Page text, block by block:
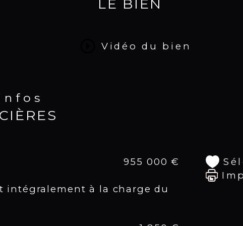
-
-
-
-
LE BIEN
Vidéo du bien
infos
955 000 €
intégralement à la charge du